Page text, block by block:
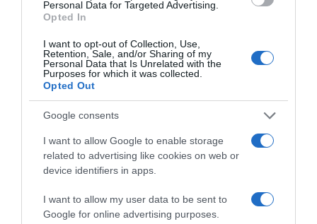
Personal Data for Targeted Advertising.
Opted In
I want to opt-out of Collection, Use,
Retention, Sale, and/or Sharing of my
Personal Data that Is Unrelated with the
Purposes for which it was collected.
Opted Out
Google consents
I want to allow Google to enable storage
related to advertising like cookies on web or
device identifiers in apps.
I want to allow my user data to be sent to
Google for online advertising purposes.
ΛΟΓΑΡΙΑΣΜΟΣ - ΛΙΟΛΙΟΥ ΚΑΤΕΡΙΝΑ
Παρακαλώ Περιμένετε...
ΔΕΥΤΕΡΑ – ΡΕΜΟΣ ΑΝΤΩΝΗΣ